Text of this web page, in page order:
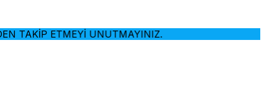
ETMEYİ UNUTMAYINIZ.